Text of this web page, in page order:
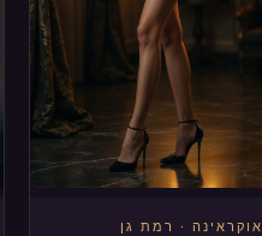
אוקראינה · רמת גן